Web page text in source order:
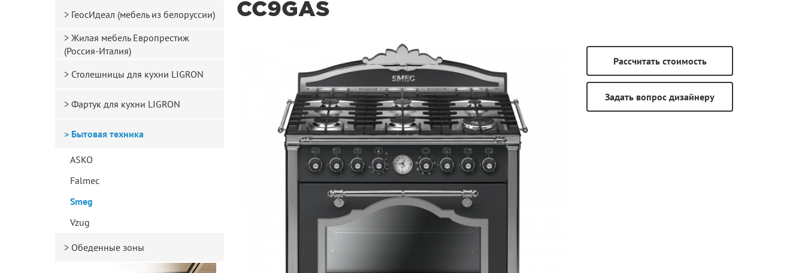
ГеосИдеал (мебель из белоруссии)
Жилая мебель Европрестиж
(Россия-Италия)
Столешницы для кухни LIGRON
Фартук для кухни LIGRON
Бытовая техника
ASKO
Falmec
Smeg
Vzug
Обеденные зоны
CC9GAS